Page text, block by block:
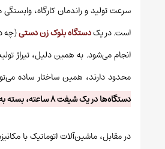
سرعت تولید و راندمان کارگاه،
است. در یکدستگاه بلوک زن دستی(چه
انجام می‌شود. به همین دلیل، تیراژ
محدود دارند، همین ساختار ساده
دستگاه‌ها در یک شیفت ۸ ساعته، بسته به مدل دستگاه و سایر عوامل، معمولا بین ۳۰۰ تا نهایتا ۱۲۰۰ عدد بلوک متغیر است.
در مقابل، ماشین‌آلات اتوماتیک با